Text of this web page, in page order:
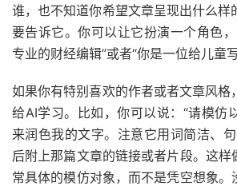
谁，也不知道你希望文章呈现出什么样
要告诉它。你可以让它扮演一个角色
专业的财经编辑”或者“你是一位给儿童
如果你有特别喜欢的作者或者文章风格
给AI学习。比如，你可以说：“请模仿
来润色我的文字。注意它用词简洁、
后附上那篇文章的链接或者片段。这样
常具体的模仿对象，而不是凭空想象。